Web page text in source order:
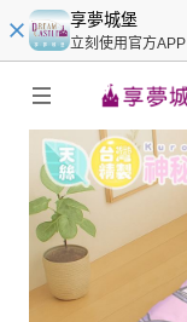
享夢城堡
立刻使用官方APP